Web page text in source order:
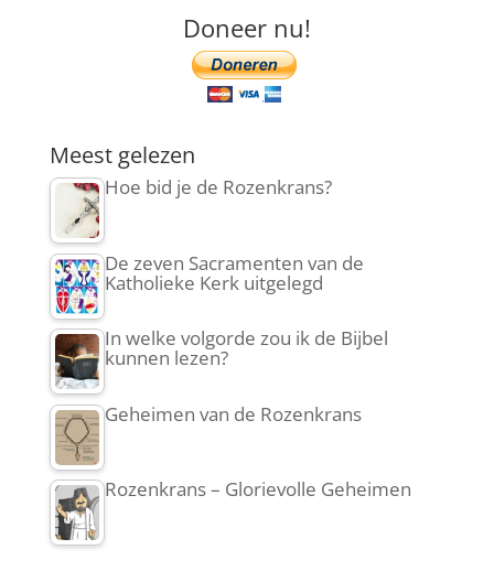
Doneer nu!
Meest gelezen
Hoe bid je de Rozenkrans?
De zeven Sacramenten van de
Katholieke Kerk uitgelegd
In welke volgorde zou ik de Bijbel
kunnen lezen?
Geheimen van de Rozenkrans
Rozenkrans – Glorievolle Geheimen